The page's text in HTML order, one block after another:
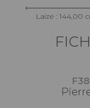
Laize : 144,00